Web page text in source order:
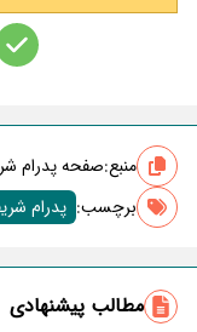
منبع:صفحه پدرام
برچسب‌: پدرام
مطالب پیشنهادی